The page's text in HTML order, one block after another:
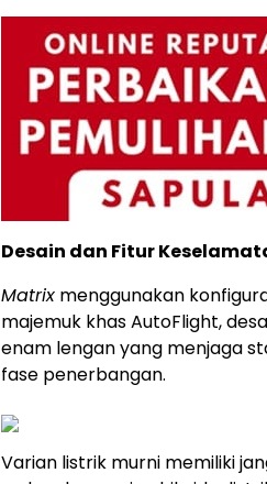
Desain dan Fitur
Matrix menggunakan
majemuk khas AutoFlight,
enam lengan yang menjaga
fase penerbangan.
Varian listrik murni memiliki